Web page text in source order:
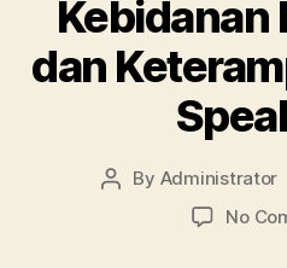
Kebidanan
dan
Post
By Administrator
No